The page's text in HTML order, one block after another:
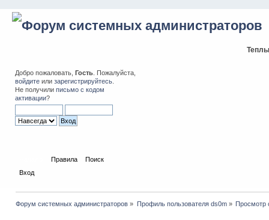
Добро пожаловать, Гость . Пожалуйста,
войдите или зарегистрируйтесь
Не получили письмо с кодом
активации?
Правила
Поиск
Вход
Форум системных администраторов » Профиль пользователя ds0m» Просмотр